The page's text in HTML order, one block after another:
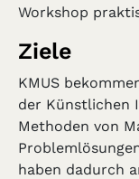
Workshop
Ziele
KMUS
der Künstlichen
Methoden von
haben dadurch